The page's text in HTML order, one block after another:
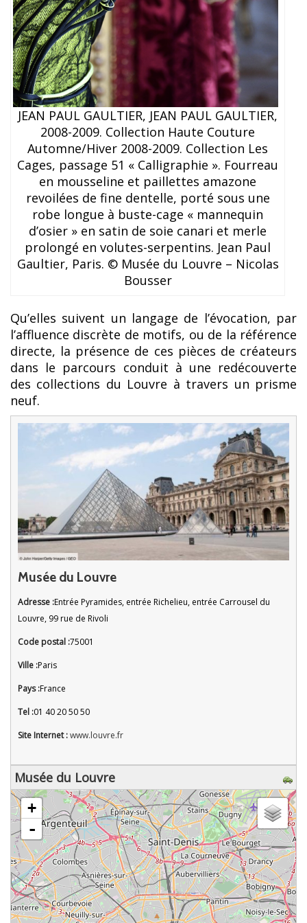
JEAN PAUL GAULTIER, JEAN PAUL GAULTIER,
2008-2009. Collection Haute Couture
Automne/Hiver 2008-2009. Collection Les
Cages, passage 51 « Calligraphie ». Fourreau
en mousseline et paillettes amazone
revoilées de fine dentelle, porté sous une
robe longue à buste-cage « mannequin
d’osier » en satin de soie canari et merle
prolongé en volutes-serpentins. Jean Paul
Gaultier, Paris. © Musée du Louvre – Nicolas
Bousser
Qu’elles suivent un langage de l’évocation, par
l’affluence discrète de motifs, ou de la référence
directe, la présence de ces pièces de créateurs
dans le parcours conduit à une redécouverte
des collections du Louvre à travers un prisme
neuf.
Musée du Louvre
Adresse :Entrée Pyramides, entrée Richelieu, entrée Carrousel du
Louvre, 99 rue de Rivoli
Code postal :75001
Ville :Paris
Pays :France
Tel :01 40 20 50 50
Site Internet :www.louvre.fr
Musée du Louvre
chargement de la carte - veuillez patienter...
+
-